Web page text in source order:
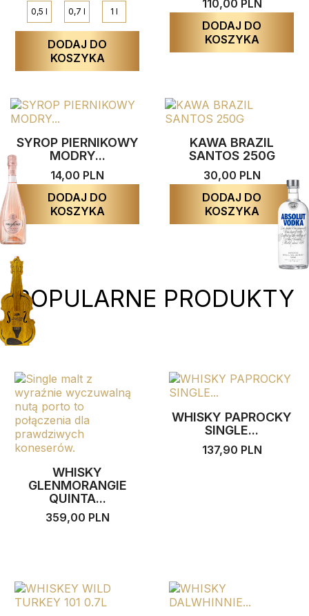
0,5 l 0,7 l 1 l
DODAJ DO
KOSZYKA
110,00 PLN
DODAJ DO
KOSZYKA
SYROP PIERNIKOWY
MODRY...
14,00 PLN
DODAJ DO
KOSZYKA
KAWA BRAZIL
SANTOS 250G
30,00 PLN
DODAJ DO
KOSZYKA
POPULARNE PRODUKTY
WHISKY
GLENMORANGIE
QUINTA...
359,00 PLN
WHISKY PAPROCKY
SINGLE...
137,90 PLN